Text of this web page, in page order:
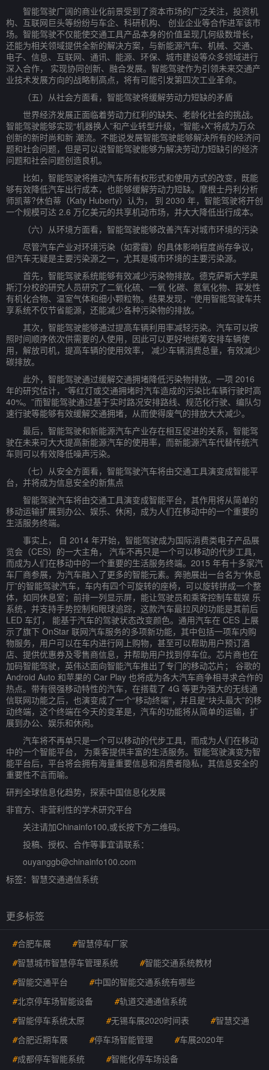
智能驾驶广阔的商业化前景受到了资本市场的广泛关注，投资机
构、互联网巨头等纷纷与车企、科研机构、 创业企业等合作进军该市
场。智能驾驶不仅能使交通工具产品本身的价值呈现几何级数增长，
还能为相关领域提供全新的解决方案，与新能源汽车、机械、交通、
电子、信息、互联网、通讯、能源、环保、城市建设等众多领域进行
深入合作， 实现协同创新、融合发展。智能驾驶作为引领未来交通产
业技术发展方向的战略制高点，将有可能引发第四次工业革命。
（五）从社会方面看，智能驾驶将缓解劳动力短缺的矛盾
世界经济发展正面临着劳动力红利的缺失、老龄化社会的挑战。
智能驾驶能够实现“机器换人”和产业转型升级，“智能+X”将成为万众
创新的新时尚和新 潮流。不能说发展智能驾驶能够解决所有的经济问
题和社会问题，但是可以说智能驾驶能够为解决劳动力短缺引的经济
问题和社会问题创造良机。
比如，智能驾驶将推动汽车所有权形式和使用方式的改变，既能
够有效降低汽车出行成本，也能够缓解劳动力短缺。摩根士丹利分析
师凯蒂?休伯蒂（Katy Huberty）认为， 到 2030 年，智能驾驶将开创
一个规模可达 2.6 万亿美元的共享机动市场，并大大降低出行成本。
（六）从环境方面看，智能驾驶能够改善汽车对城市环境的污染
尽管汽车产业对环境污染（如雾霾）的具体影响程度尚存争议，
但汽车无疑是主要污染源之一，尤其是城市环境的主要污染源。
首先，智能驾驶系统能够有效减少污染物排放。德克萨斯大学奥
斯汀分校的研究人员研究了二氧化硫、一氧 化碳、氮氧化物、挥发性
有机化合物、温室气体和细小颗粒物。结果发现，“使用智能驾驶车共
享系统不仅节省能源，还能减少各种污染物的排放。”
其次，智能驾驶能够通过提高车辆利用率减轻污染。汽车可以按
照时间顺序依次供需要的人使用，因此可以更好地统筹安排车辆使
用，解放司机，提高车辆的使用效率， 减少车辆消费总量，有效减少
碳排放。
此外，智能驾驶通过缓解交通拥堵降低污染物排放。一项 2016
年的研究估计，“等红灯或交通拥堵时汽车造成的污染比车辆行驶时高
40%。”而智能驾驶通过基于实时路况安排路线、规范化行驶、编队匀
速行驶等能够有效缓解交通拥堵，从而使得废气的排放大大减少。
最后，智能驾驶和新能源汽车产业存在相互促进的关系，智能驾
驶在未来可大大提高新能源汽车的使用率，而新能源汽车代替传统汽
车则可以有效降低噪声污染。
（七）从安全方面看，智能驾驶汽车将由交通工具演变成智能平
台，并将成为信息安全的新焦点
智能驾驶汽车将由交通工具演变成智能平台，其作用将从简单的
移动运输扩展到办公、娱乐、休闲，成为人们在移动中的一个重要的
生活服务终端。
事实上， 自 2014 年开始，智能驾驶成为国际消费类电子产品展
览会（CES）的一大主角， 汽车不再只是一个可以移动的代步工具，
而成为人们在移动中的一个重要的生活服务终端。2015 年有十多家汽
车厂商参展，为汽车融入了更多的智能元素。奔驰展出一台名为“休息
厅”的智能驾驶汽车，车内有四个可旋转的座椅，可以旋转拼成一个整
体，如同休息室；前排一列显示屏，能让驾驶员和乘客控制车载娱 乐
系统，并支持手势控制和眼球追踪，这款汽车最拉风的功能是其前后
LED 车灯， 能基于汽车的驾驶状态改变颜色。通用汽车在 CES 上展
示了旗下 OnStar 联网汽车服务的多项新功能，其中包括一项车内购
物服务，用户可以在车内进行网上购物，甚至可以帮助用户预订酒
店、提供优惠券及零售商信息，并帮助用户找到停车位。芯片商也在
加码智能驾驶，英伟达面向智能汽车推出了专门的移动芯片； 谷歌的
Android Auto 和苹果的 Car Play 也将成为各大汽车商争相寻求合作的
热点。带有很强移动特性的汽车，在搭载了 4G 等更为强大的无线通
信联网功能之后，也演变成了一个“移动终端”，并且是“块头最大”的移
动终端，这个终端在今天的变革是，汽车的功能将从简单的运输，扩
展到办公、娱乐和休闲。
汽车将不再单只是一个可以移动的代步工具，而成为人们在移动
中的一个智能平台， 为乘客提供丰富的生活服务。智能驾驶演变为智
能平台后，平台将会拥有海量重要信息和消费者隐私，其信息安全的
重要性不言而喻。
研判全球信息化趋势，探索中国信息化发展
非官方、非营利性的学术研究平台
关注请加Chinainfo100,或长按下方二维码。
投稿、授权、合作等事宜请联系：
ouyanggb@chinainfo100.com
标签： 智慧交通通信系统
更多标签
#合肥车展 #智慧停车厂家
#智慧城市智慧停车管理系统 #智能交通系统教材
#智能交通平台 #中国的智能交通系统有哪些
#北京停车场智能设备 #轨道交通通信系统
#智能停车系统太原 #无锡车展2020时间表 #智慧交通
#合肥近期车展 #停车场智能管理 #车展2020年
#成都停车智能系统 #智能化停车场设备